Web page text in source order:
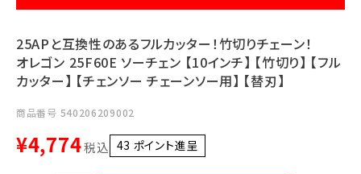
メールでのお問い合わせ
info@agriz.net
25APと互換性のあるフルカッター！竹切りチェーン！
オレゴン 25F60E ソーチェン 【10インチ】 【竹切り】 【フル
カッター】 【チェンソー チェーンソー用】 【替刃】
商品番号 540206209002
¥4,774税込 43 ポイント進呈 ]